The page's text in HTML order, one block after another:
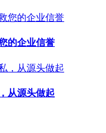
的企业信誉
从源头做起